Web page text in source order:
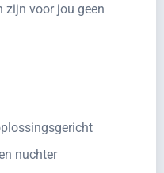
zijn voor jou geen
nuchter